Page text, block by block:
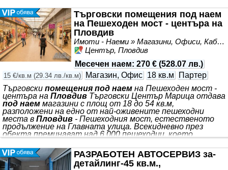
Търговски помещения под наем
на Пешеходен мост - центъра на
Пловдив
Имоти - Наеми » Магазини, Офиси, Кабинети, Салони
Център, Пловдив
Месечен наем: 270 € (528.07 лв.)
15 €/кв.м (29.34 лв./кв.м) Магазин, Офис 18 кв.м
Партер
Търговски помещения под наем на Пешеходен мост -
центъра на Пловдив Търговски Център Марица отдава
под наем магазини с площ от 18 до 54 кв.м,
разположени на едно от най-оживените пешеходни
места в Пловдив - Пешеходния мост, естественото
продължение на Главната улица. Всекидневно през
обекта преминават над 6 000 пешеходци, което
потенциални клиенти. Наемна цена: 15 €/кв.м с включен
ДДС В цената са включени: * наем напомещението; *
почистване на общите части; * 24/7 видеонаблюдение; *
РАЗРАБОТЕН АВТОСЕРВИЗ за-
детайлинг-45 кв.м.,